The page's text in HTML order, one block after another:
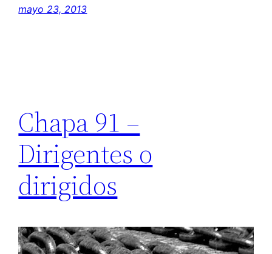
mayo 23, 2013
Chapa 91 –
Dirigentes o
dirigidos